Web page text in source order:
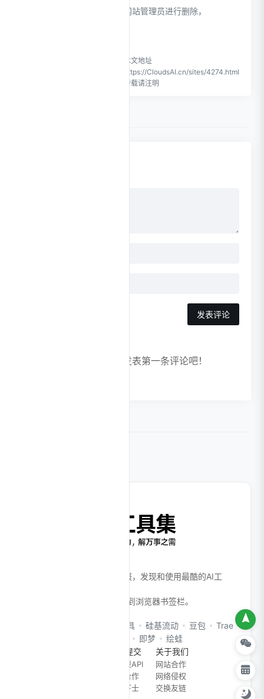
如出现违规，可以直接联系网站管理员进行删除，
本文地址
https://CloudsAI.cn/sites/4274.html
转载请注明
发表评论
暂无评论，快来发表第一条评论吧！
全面、高效的AI工具产品情报，发现和使用最酷的AI工
Ctrl + D 或 ⌘ + D 收藏本站到浏览器书签栏。
在线工具 硅基流动 豆包
Trae
即梦
绘蛙
工具提交
大模型API
商务合作
招贤下士
关于我们
网站合作
网络侵权
交换友链